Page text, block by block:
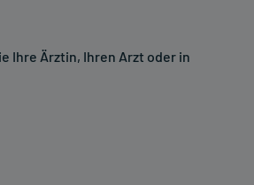
Ihre Ärztin, Ihren Arzt oder in